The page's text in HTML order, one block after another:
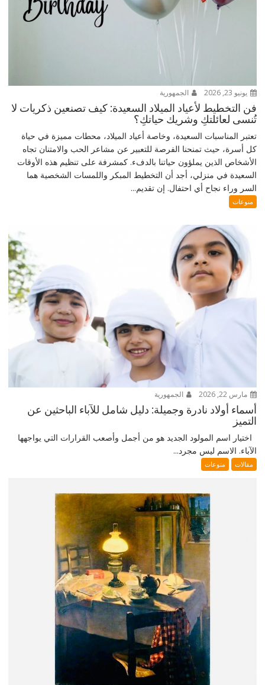
يونيو 23, 2026 الجمهورية
فن التخطيط لأعياد الميلاد السعيدة: كيف تصنعين ذكريات لا
تُنسى لعائلتكِ وشريك حياتكِ؟
تعتبر المناسبات السعيدة، وخاصة أعياد الميلاد، محطات مميزة في حياة
كل أسرة، حيث تمنحنا الفرصة للتعبير عن مشاعر الحب والامتنان تجاه
الأشخاص الذين يملؤون حياتنا بالدفء. كمشرفة على تنظيم هذه الأوقات
السعيدة في منزلي، أجد أن التخطيط المبكر واللمسات الشخصية هما
السر وراء نجاح أي احتفال. إن تقديم...
منوعات
مارس 22, 2026 الجمهورية
أسماء أولاد نادرة وجميلة: دليل شامل للآباء الباحثين عن
التميز
اختيار اسم المولود الجديد هو من أجمل وأصعب القرارات التي يواجهها
الآباء. الاسم ليس مجرد...
مقالات منوعات